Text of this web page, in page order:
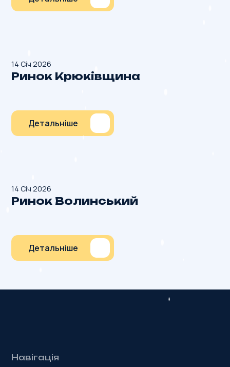
14 Січ 2026
Ринок Крюківщина
Детальніше
14 Січ 2026
Ринок Волинський
Детальніше
Навігація